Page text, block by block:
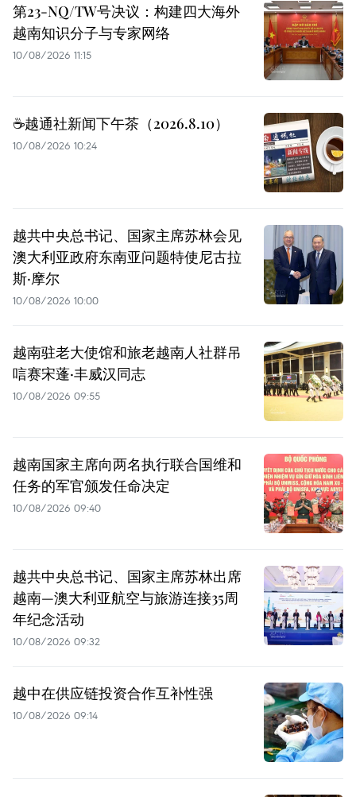
第23-NQ/TW号决议：构建四大海外
越南知识分子与专家网络
10/08/2026 11:15
☕️越通社新闻下午茶（2026.8.10）
10/08/2026 10:24
越共中央总书记、国家主席苏林会见
澳大利亚政府东南亚问题特使尼古拉
斯·摩尔
10/08/2026 10:00
越南驻老大使馆和旅老越南人社群吊
唁赛宋蓬·丰威汉同志
10/08/2026 09:55
越南国家主席向两名执行联合国维和
任务的军官颁发任命决定
10/08/2026 09:40
越共中央总书记、国家主席苏林出席
越南—澳大利亚航空与旅游连接35周
年纪念活动
10/08/2026 09:32
越中在供应链投资合作互补性强
10/08/2026 09:14